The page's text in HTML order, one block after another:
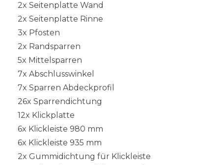
2x Seitenplatte Wand
2x Seitenplatte Rinne
3x Pfosten
2x Randsparren
5x Mittelsparren
7x Abschlusswinkel
7x Sparren Abdeckprofil
26x Sparrendichtung
12x Klickplatte
6x Klickleiste 980 mm
6x Klickleiste 935 mm
2x Gummidichtung für Klickleiste